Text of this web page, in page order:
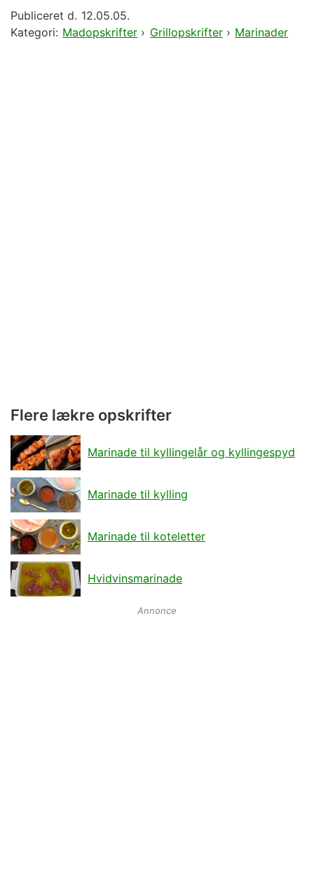
Publiceret d. 12.05.05.
Kategori: Madopskrifter › Grillopskrifter› Marinader
Flere lækre opskrifter
Marinade til kyllingelår og kyllingespyd
Marinade til kylling
Marinade til koteletter
Hvidvinsmarinade
Annonce